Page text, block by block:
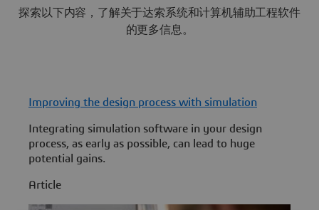
探索以下内容，了解关于达索系统和计算机辅助工程软件
的更多信息。
Improving the design process with simulation
Integrating simulation software in your design
process, as early as possible, can lead to huge
potential gains.
Article